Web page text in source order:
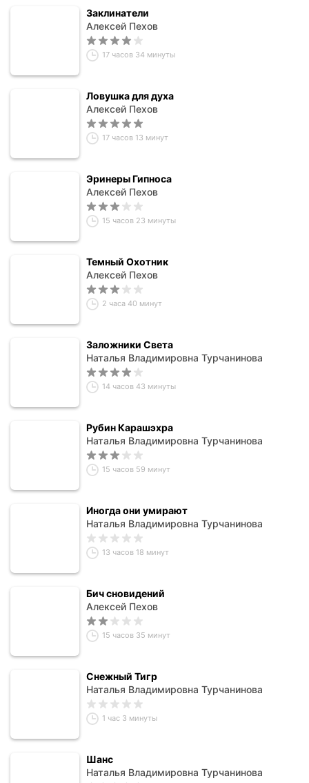
Заклинатели
Алексей Пехов
17 часов 34 минуты
Ловушка для духа
Алексей Пехов
17 часов 13 минут
Эринеры Гипноса
Алексей Пехов
15 часов 23 минуты
Темный Охотник
Алексей Пехов
2 часа 40 минут
Заложники Света
Наталья Владимировна Турчанинова
14 часов 43 минуты
Рубин Карашэхра
Наталья Владимировна Турчанинова
15 часов 59 минут
Иногда они умирают
Наталья Владимировна Турчанинова
13 часов 18 минут
Бич сновидений
Алексей Пехов
15 часов 35 минут
Снежный Тигр
Наталья Владимировна Турчанинова
1 час 3 минуты
Шанс
Наталья Владимировна Турчанинова